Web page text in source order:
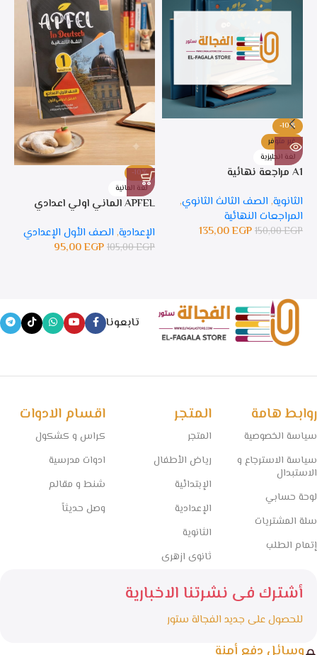
-10%
غير متوفر
لغة انجليزية
A1 مراجعة نهائية
الثانوية, الصف الثالث الثانوي,
المراجعات النهائية
150,00EGP
135,00EGP
-10%
لغة المانية
APFEL الماني اولي اعدادي
الإعدادية, الصف الأول الإعدادي
105,00EGP
95,00EGP
تابعونا
روابط هامة
سياسة الخصوصية
سياسة الاسترجاع و
الاستبدال
لوحة حسابي
سلة المشتريات
إتمام الطلب
المتجر
المتجر
رياض الأطفال
الإبتدائية
الإعدادية
الثانوية
ثانوى ازهرى
اقسام الادوات
كراس و كشكول
ادوات مدرسية
شنط و مقالم
وصل حديثاً
أشترك فى نشرتنا الاخبارية
للحصول على جديد الفجالة ستور